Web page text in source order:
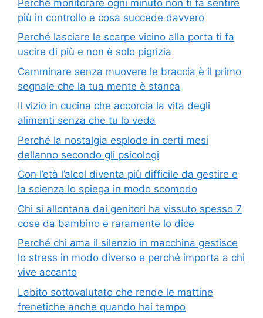
Perché monitorare ogni minuto non ti fa sentire
più in controllo e cosa succede davvero
Perché lasciare le scarpe vicino alla porta ti fa
uscire di più e non è solo pigrizia
Camminare senza muovere le braccia è il primo
segnale che la tua mente è stanca
Il vizio in cucina che accorcia la vita degli
alimenti senza che tu lo veda
Perché la nostalgia esplode in certi mesi
dellanno secondo gli psicologi
Con l’età l’alcol diventa più difficile da gestire e
la scienza lo spiega in modo scomodo
Chi si allontana dai genitori ha vissuto spesso 7
cose da bambino e raramente lo dice
Perché chi ama il silenzio in macchina gestisce
lo stress in modo diverso e perché importa a chi
vive accanto
Labito sottovalutato che rende le mattine
frenetiche anche quando hai tempo